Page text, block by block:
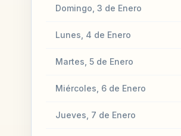
Domingo, 3 de Enero
Lunes, 4 de Enero
Martes, 5 de Enero
Miércoles, 6 de Enero
Jueves, 7 de Enero